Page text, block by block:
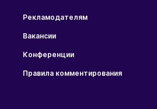
Рекламодателям
Вакансии
Конференции
Правила комментирования